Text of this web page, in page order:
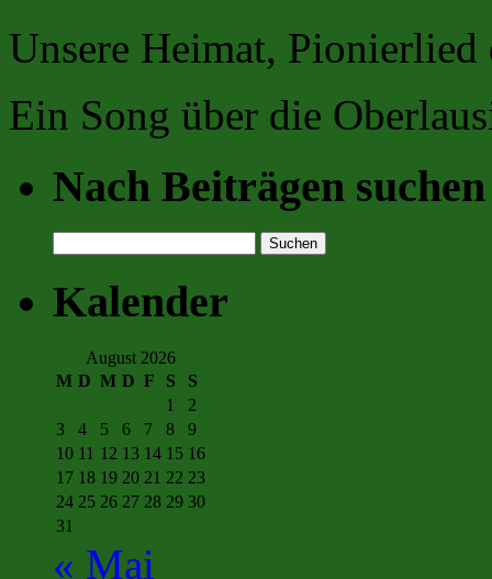
Unsere Heimat,
Ein Song über die
Nach Beiträgen suchen
nach:
Kalender
August 2026
M D M D F S
S
1
2
3
4 5 6 7 8
9
10 11 12 13 14 15 16
17 18 19 20 21 22 23
24 25 26 27 28 29 30
31
« Mai